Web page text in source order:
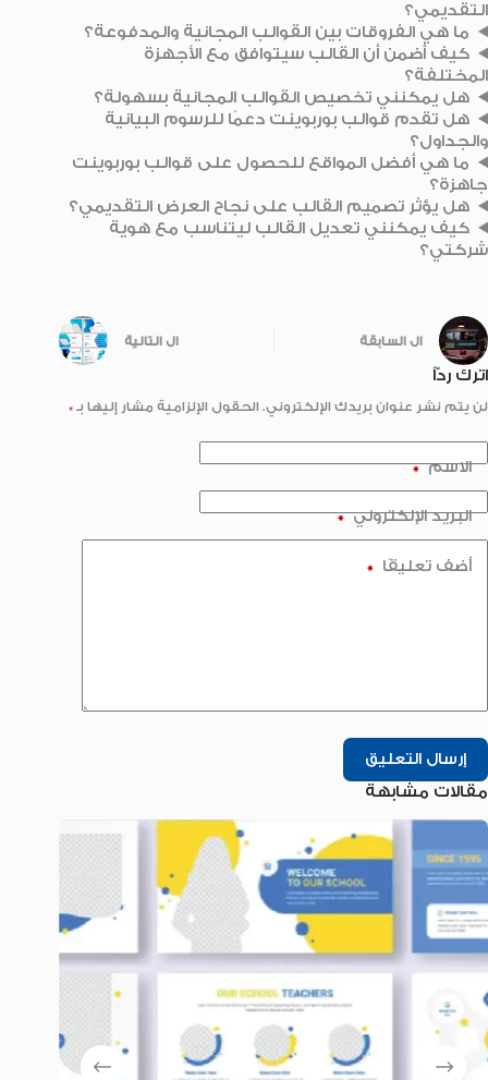
التقديمي؟
ما هي الفروقات بين القوالب المجانية والمدفوعة؟
كيف أضمن أن القالب سيتوافق مع الأجهزة
المختلفة؟
هل يمكنني تخصيص القوالب المجانية بسهولة؟
هل تقدم قوالب بوربوينت دعمًا للرسوم البيانية
والجداول؟
ما هي أفضل المواقع للحصول على قوالب بوربوينت
جاهزة؟
هل يؤثر تصميم القالب على نجاح العرض التقديمي؟
كيف يمكنني تعديل القالب ليتناسب مع هوية
شركتي؟
ال السابقة ال التالية
اترك ردّاً
لن يتم نشر عنوان بريدك الإلكتروني. الحقول الإلزامية مشار إليها بـ *
الاسم*
البريد الإلكتروني*
أضف تعليقًا *
إرسال التعليق
مقالات مشابهة